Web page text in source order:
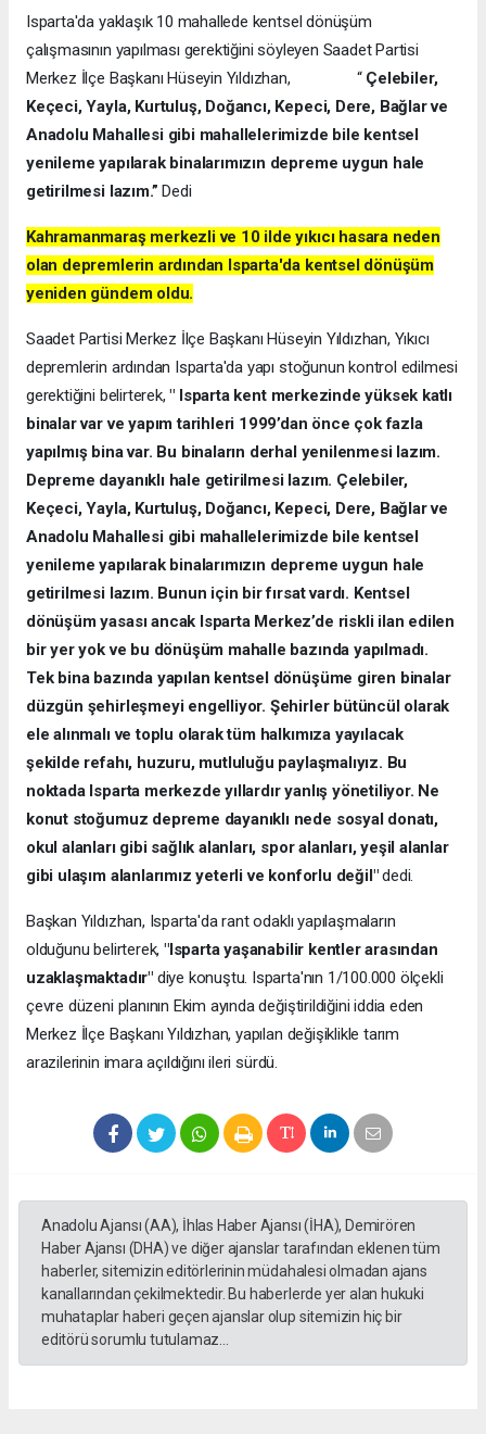
Isparta'da yaklaşık 10 mahallede kentsel dönüşüm
çalışmasının yapılması gerektiğini söyleyen Saadet Partisi
Merkez İlçe Başkanı Hüseyin Yıldızhan, “ Çelebiler,
Keçeci, Yayla, Kurtuluş, Doğancı, Kepeci, Dere, Bağlar ve
Anadolu Mahallesi gibi mahallelerimizde bile kentsel
yenileme yapılarak binalarımızın depreme uygun hale
getirilmesi lazım.”Dedi
Kahramanmaraş merkezli ve 10 ilde yıkıcı hasara neden
olan depremlerin ardından Isparta'da kentsel dönüşüm
yeniden gündem oldu.
Saadet Partisi Merkez İlçe Başkanı Hüseyin Yıldızhan, Yıkıcı
depremlerin ardından Isparta'da yapı stoğunun kontrol edilmesi
gerektiğini belirterek, " Isparta kent merkezinde yüksek katlı
binalar var ve yapım tarihleri 1999’dan önce çok fazla
yapılmış bina var. Bu binaların derhal yenilenmesi lazım.
Depreme dayanıklı hale getirilmesi lazım. Çelebiler,
Keçeci, Yayla, Kurtuluş, Doğancı, Kepeci, Dere, Bağlar ve
Anadolu Mahallesi gibi mahallelerimizde bile kentsel
yenileme yapılarak binalarımızın depreme uygun hale
getirilmesi lazım. Bunun için bir fırsat vardı. Kentsel
dönüşüm yasası ancak Isparta Merkez’de riskli ilan edilen
bir yer yok ve bu dönüşüm mahalle bazında yapılmadı.
Tek bina bazında yapılan kentsel dönüşüme giren binalar
düzgün şehirleşmeyi engelliyor. Şehirler bütüncül olarak
ele alınmalı ve toplu olarak tüm halkımıza yayılacak
şekilde refahı, huzuru, mutluluğu paylaşmalıyız. Bu
noktada Isparta merkezde yıllardır yanlış yönetiliyor. Ne
konut stoğumuz depreme dayanıklı nede sosyal donatı,
okul alanları gibi sağlık alanları, spor alanları, yeşil alanlar
gibi ulaşım alanlarımız yeterli ve konforlu değil"dedi.
Başkan Yıldızhan, Isparta'da rant odaklı yapılaşmaların
olduğunu belirterek, "Isparta yaşanabilir kentler arasından
uzaklaşmaktadır" diye konuştu. Isparta'nın 1/100.000 ölçekli
çevre düzeni planının Ekim ayında değiştirildiğini iddia eden
Merkez İlçe Başkanı Yıldızhan, yapılan değişiklikle tarım
arazilerinin imara açıldığını ileri sürdü.
Anadolu Ajansı (AA), İhlas Haber Ajansı (İHA), Demirören
Haber Ajansı (DHA) ve diğer ajanslar tarafından eklenen tüm
haberler, sitemizin editörlerinin müdahalesi olmadan ajans
kanallarından çekilmektedir. Bu haberlerde yer alan hukuki
muhataplar haberi geçen ajanslar olup sitemizin hiç bir
editörü sorumlu tutulamaz...